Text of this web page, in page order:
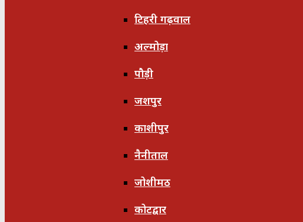
टिहरी गढ़वाल
अल्मोड़ा
पौड़ी
जशपुर
काशीपुर
नैनीताल
जोशीमठ
कोटद्वार